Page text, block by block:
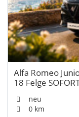
Alfa Romeo
18 Felge
neu
0 km